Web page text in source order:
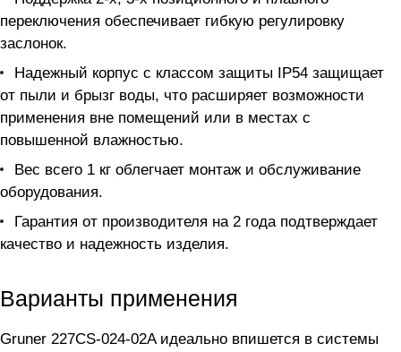
переключения обеспечивает гибкую регулировку
заслонок.
Надежный корпус с классом защиты IP54 защищает
от пыли и брызг воды, что расширяет возможности
применения вне помещений или в местах с
повышенной влажностью.
Вес всего 1 кг облегчает монтаж и обслуживание
оборудования.
Гарантия от производителя на 2 года подтверждает
качество и надежность изделия.
Варианты применения
Gruner 227CS-024-02A идеально впишется в системы